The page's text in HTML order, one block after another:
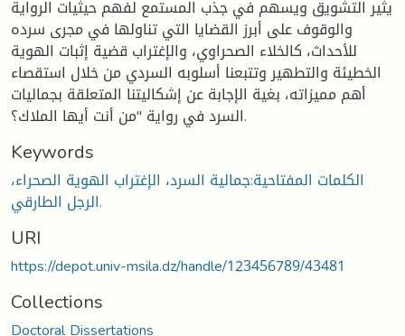
يثير التشويق ويسهم في جذب المستمع لفهم حيثيات الرواية
والوقوف على أبرز القضايا التي تناولها في مجرى سرده
للأحداث، كالخلاء الصحراوي، والإغتراب قضية إثبات الهوية
الخطيئة والتطهير وتتبعنا أسلوبه السردي من خلال استقصاء
أهم مميزاته، بغية الإجابة عن إشكاليتنا المتعلقة بجماليات
السرد في رواية "من أنت أيها الملاك؟.
Keywords
الكلمات المفتاحية:جمالية السرد، الإغتراب الهوية الصحراء،
الرجل الطارقي.
URI
https://depot.univ-msila.dz/handle/123456789/43481
Collections
Doctoral Dissertations